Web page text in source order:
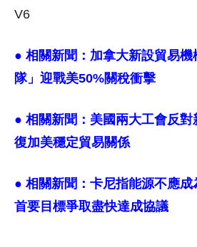
V6
● 相關新聞： 加拿大新設貿易
隊」迎戰美50%關稅衝擊
● 相關新聞： 美國兩大工會反
復加美穩定貿易關係
● 相關新聞： 卡尼指能源不應
首要目標爭取盡快達成協議